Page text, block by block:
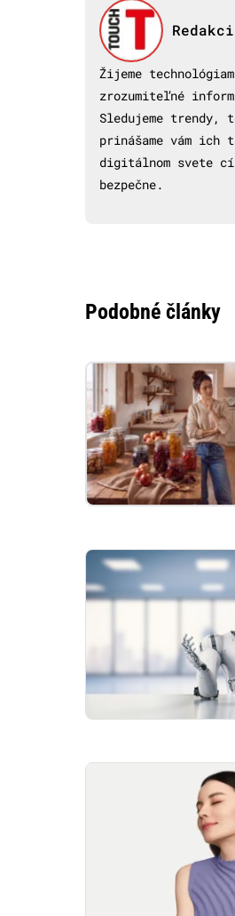
Žijeme
zrozumiteľné
Sledujeme trendy,
prinášame vám
digitálnom svete
bezpečne.
Podobné články